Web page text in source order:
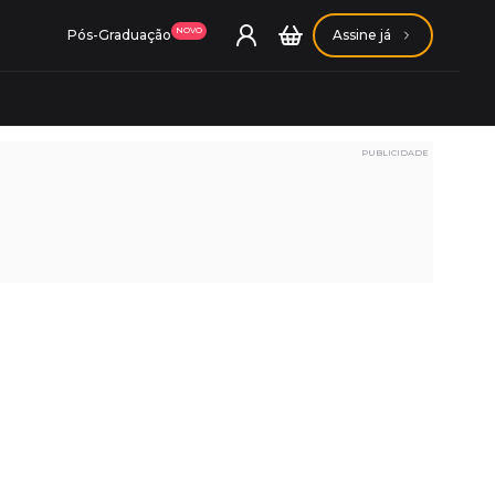
Pós-Graduação NOVO Assine já
PUBLICIDADE